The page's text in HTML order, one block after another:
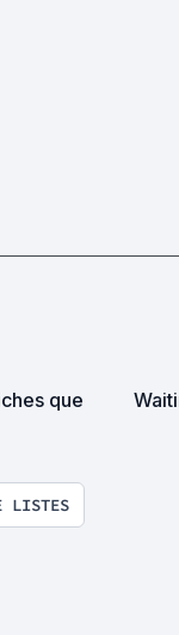
que
LISTES